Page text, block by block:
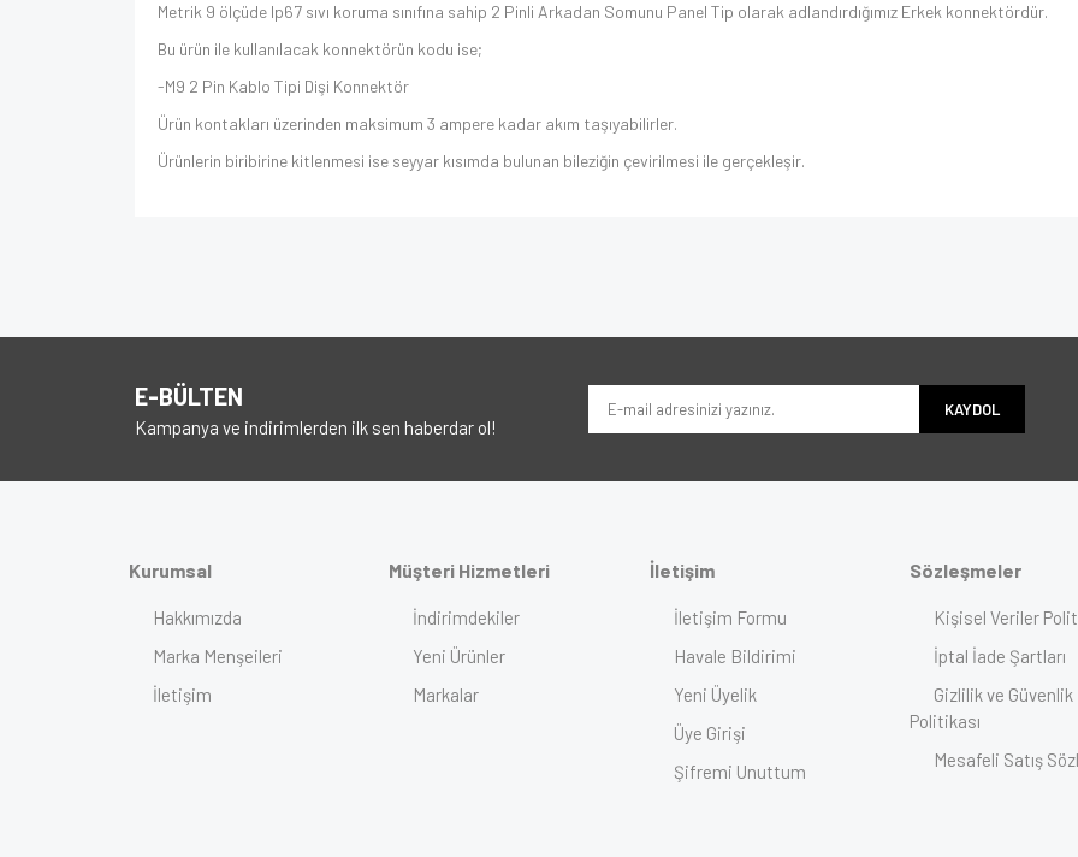
Metrik 9 ölçüde Ip67 sıvı koruma sınıfına sahip 2 Pinli Arkadan Somunu Panel Tip olarak adlandırdığımız Erkek konnektördür.
Bu ürün ile kullanılacak konnektörün kodu ise;
-M9 2 Pin Kablo Tipi Dişi Konnektör
Ürün kontakları üzerinden maksimum 3 ampere kadar akım taşıyabilirler.
Ürünlerin biribirine kitlenmesi ise seyyar kısımda bulunan bileziğin çevirilmesi ile gerçekleşir.
E-BÜLTEN
Kampanya ve indirimlerden ilk sen haberdar ol!
KAYDOL
Kurumsal
Hakkımızda
Marka Menşeileri
İletişim
Müşteri Hizmetleri
İndirimdekiler
Yeni Ürünler
Markalar
İletişim
İletişim Formu
Havale Bildirimi
Yeni Üyelik
Üye Girişi
Şifremi Unuttum
Sözleşmeler
Kişisel Veriler
İptal İade Şartları
Gizlilik ve Güvenlik
Politikası
Mesafeli Satış